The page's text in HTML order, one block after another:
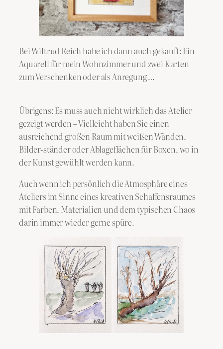
Bei Wiltrud Reich habe ich dann auch gekauft: Ein
Aquarell für mein Wohnzimmer und zwei Karten
zum Verschenken oder als Anregung …
Übrigens: Es muss auch nicht wirklich das Atelier
gezeigt werden – Vielleicht haben Sie einen
ausreichend großen Raum mit weißen Wänden,
Bilder-ständer oder Ablageflächen für Boxen, wo in
der Kunst gewühlt werden kann.
Auch wenn ich persönlich die Atmosphäre eines
Ateliers im Sinne eines kreativen Schaffensraumes
mit Farben, Materialien und dem typischen Chaos
darin immer wieder gerne spüre.